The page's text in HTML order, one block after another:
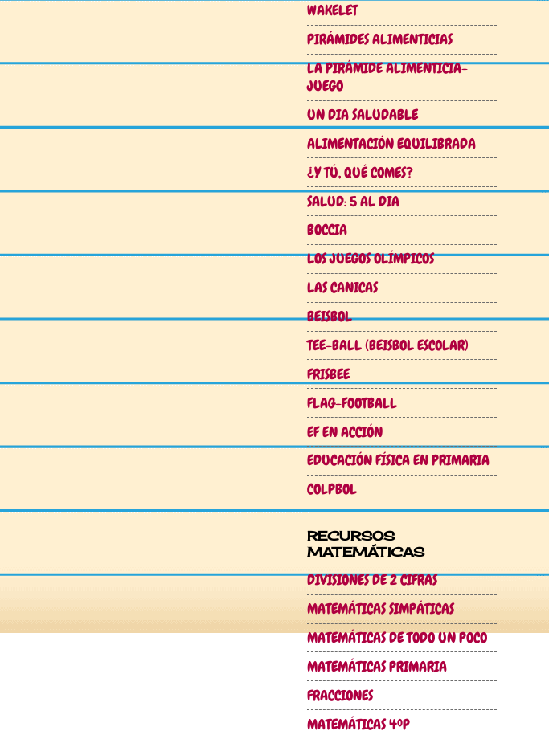
WAKELET
PIRÁMIDES ALIMENTICIAS
LA PIRÁMIDE ALIMENTICIA-
JUEGO
UN DIA SALUDABLE
ALIMENTACIÓN EQUILIBRADA
¿Y TÚ, QUÉ COMES?
SALUD: 5 AL DIA
BOCCIA
LOS JUEGOS OLÍMPICOS
LAS CANICAS
BEISBOL
TEE-BALL (BEISBOL ESCOLAR)
FRISBEE
FLAG-FOOTBALL
EF EN ACCIÓN
EDUCACIÓN FÍSICA EN PRIMARIA
COLPBOL
RECURSOS
MATEMÁTICAS
DIVISIONES DE 2 CIFRAS
MATEMÁTICAS SIMPÁTICAS
MATEMÁTICAS DE TODO UN POCO
MATEMÁTICAS PRIMARIA
FRACCIONES
MATEMÁTICAS 4ºP